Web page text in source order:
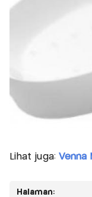
Lihat juga: Venna
Halaman: